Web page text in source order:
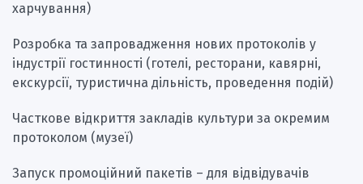
харчування)
Розробка та запровадження нових протоколів у
індустрії гостинності (готелі, ресторани, кавярні,
екскурсії, туристична дільність, проведення подій)
Часткове відкриття закладів культури за окремим
протоколом (музеї)
Запуск промоційний пакетів – для відвідувачів